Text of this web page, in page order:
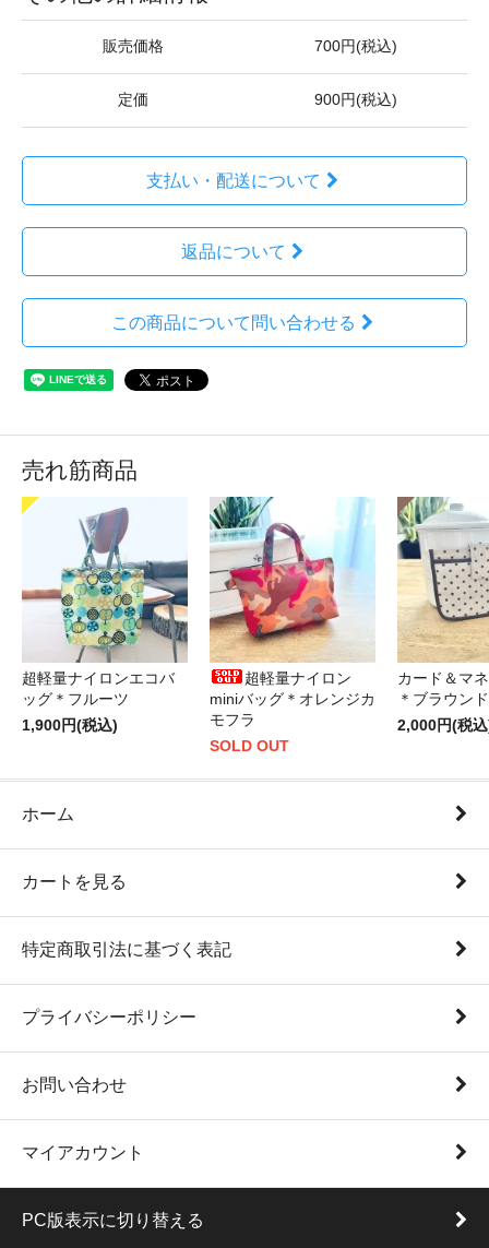
販売価格 700円(税込)
定価 900円(税込)
支払い・配送について
返品について
この商品について問い合わせる
売れ筋商品
超軽量ナイロンエコバ
ッグ＊フルーツ
1,900円(税込)
超軽量ナイロン
miniバッグ＊オレンジカ
モフラ
SOLD OUT
カード＆マ
＊ブラウン
2,000円(税
ホーム
カートを見る
特定商取引法に基づく表記
プライバシーポリシー
お問い合わせ
マイアカウント
PC版表示に切り替える